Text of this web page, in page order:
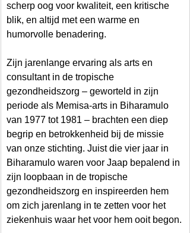
scherp oog voor kwaliteit, een kritische
blik, en altijd met een warme en
humorvolle benadering.
Zijn jarenlange ervaring als arts en
consultant in de tropische
gezondheidszorg – geworteld in zijn
periode als Memisa-arts in Biharamulo
van 1977 tot 1981 – brachten een diep
begrip en betrokkenheid bij de missie
van onze stichting. Juist die vier jaar in
Biharamulo waren voor Jaap bepalend in
zijn loopbaan in de tropische
gezondheidszorg en inspireerden hem
om zich jarenlang in te zetten voor het
ziekenhuis waar het voor hem ooit begon.